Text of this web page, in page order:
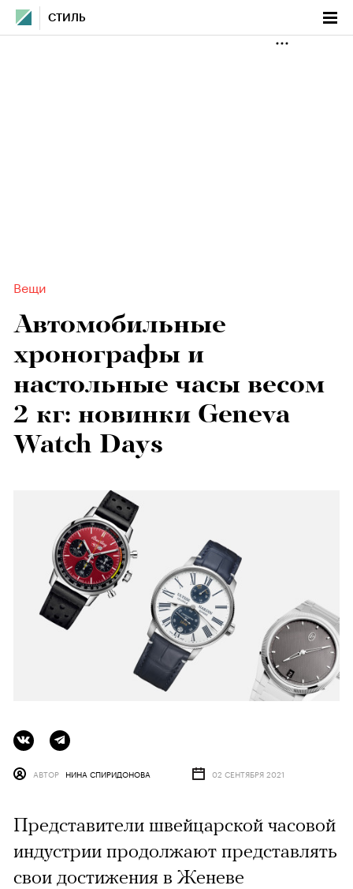
СТИЛЬ
Вещи
Автомобильные
хронографы и
настольные часы весом
2 кг: новинки Geneva
Watch Days
АВТОР НИНА СПИРИДОНОВА 02 СЕНТЯБРЯ 2021
Представители швейцарской часовой
индустрии продолжают представлять
свои достижения в Женеве